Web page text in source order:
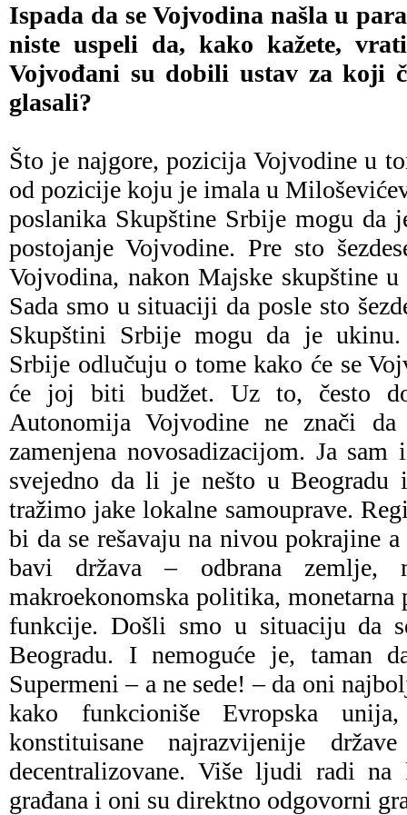
Ispada da se Vojvodina našla u
niste uspeli da, kako kažete,
Vojvođani su dobili ustav za koji
glasali?
Što je najgore, pozicija Vojvodine u
od pozicije koju je imala u
poslanika Skupštine Srbije mogu da
postojanje Vojvodine. Pre sto
Vojvodina, nakon Majske skupštine
Sada smo u situaciji da posle sto
Skupštini Srbije mogu da je
Srbije odlučuju o tome kako će se
će joj biti budžet. Uz to, često
Autonomija Vojvodine ne znači
zamenjena novosadizacijom. Ja
svejedno da li je nešto u
tražimo jake lokalne samouprave.
bi da se rešavaju na nivou pokrajine a
bavi država – odbrana zemlje,
makroekonomska politika,
funkcije. Došli smo u situaciju da
Beogradu. I nemoguće je, taman
Supermeni – a ne sede! – da oni
kako funkcioniše Evropska
konstituisane najrazvijenije
decentralizovane. Više ljudi radi
građana i oni su direktno odgovorni